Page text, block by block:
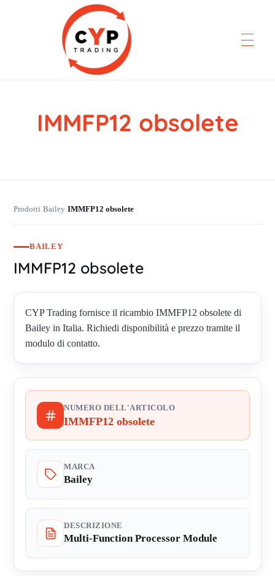
CYP Trading
Professionelle Ersatzteilbeschaffung
IMMFP12 obsolete
Prodotti›Bailey›IMMFP12 obsolete
BAILEY
IMMFP12 obsolete
CYP Trading fornisce il ricambio IMMFP12 obsolete di
Bailey in Italia. Richiedi disponibilità e prezzo tramite il
modulo di contatto.
NUMERO DELL'ARTICOLO
IMMFP12 obsolete
MARCA
Bailey
DESCRIZIONE
Multi-Function Processor Module